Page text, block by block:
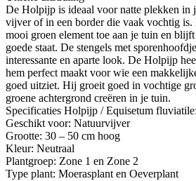
De Holpijp is ideaal voor natte plekken in
vijver of in een border die vaak vochtig is.
mooi groen element toe aan je tuin en
goede staat. De stengels met
interessante en aparte look. De Holpijp
hem perfect maakt voor wie een
goed uitziet. Hij groeit goed in vochtige
groene achtergrond creëren in je tuin.
Specificaties Holpijp / Equisetum fluviatile:
Geschikt voor: Natuurvijver
Grootte: 30 – 50 cm hoog
Kleur: Neutraal
Plantgroep: Zone 1 en Zone 2
Type plant: Moerasplant en Oeverplant